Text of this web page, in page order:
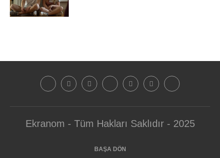
Ekranom - Tüm Hakları Saklıdır - 2025
BAŞA DÖN